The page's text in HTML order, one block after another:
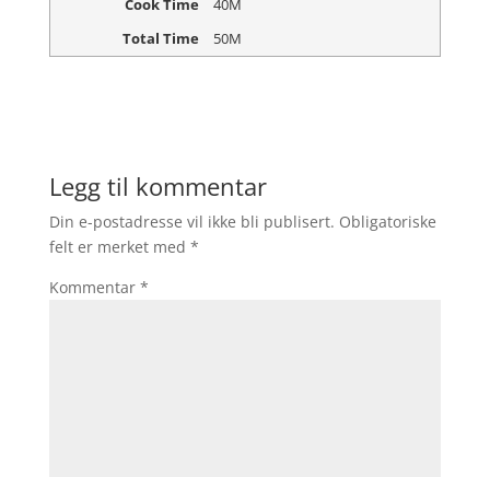
Cook Time
40M
Total Time
50M
Legg til kommentar
Din e-postadresse vil ikke bli publisert. Obligatoriske
felt er merket med *
Kommentar *